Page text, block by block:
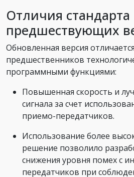
Отличия стандарта
предшествующих
Обновленная версия
предшественников
программными функциями:
Повышенная скорость и
сигнала за счет
приемо-передатчиков.
Использование более
решение позволило
снижения уровня помех с
передатчиков при